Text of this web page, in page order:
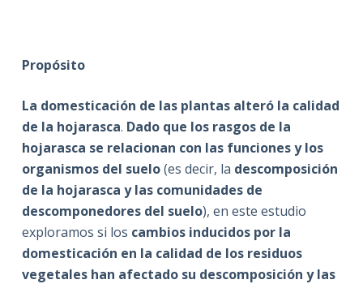
Propósito
La domesticación de las plantas alteró la calidad
de la hojarasca. Dado que los rasgos de la
hojarasca se relacionan con las funciones y los
organismos del suelo(es decir, la descomposición
de la hojarasca y las comunidades de
descomponedores del suelo), en este estudio
exploramos si los cambios inducidos por la
domesticación en la calidad de los residuos
vegetales han afectado su descomposición y las